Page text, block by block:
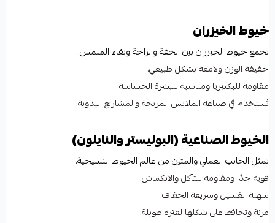
خيوط الخيزران
تجمع خيوط الخيزران بين الخفة والراحة ونقاء الملمس.
خفيفة الوزن ولامعة بشكل طبيعي.
مقاومة للبكتيريا ومناسبة للبشرة الحساسة.
تُستخدم في صناعة الملابس المريحة والمشاريع اليدوية.
الخيوط الصناعية (البوليستر والنايلون)
تمثل الجانب العملي والمتين من عالم الخيوط النسيجية.
قوية جدًا ومقاومة للتآكل والانكماش.
سهلة الغسيل وسريعة الجفاف.
مرنة وتحافظ على شكلها لفترة طويلة.